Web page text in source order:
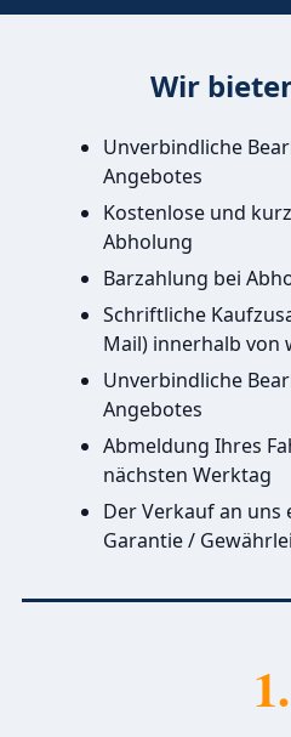
Wir
Unverbindliche
Angebotes
Kostenlose und
Abholung
Barzahlung bei
Schriftliche
Mail) innerhalb von
Unverbindliche
Angebotes
Abmeldung Ihres
nächsten Werktag
Der Verkauf an
Garantie /
1.